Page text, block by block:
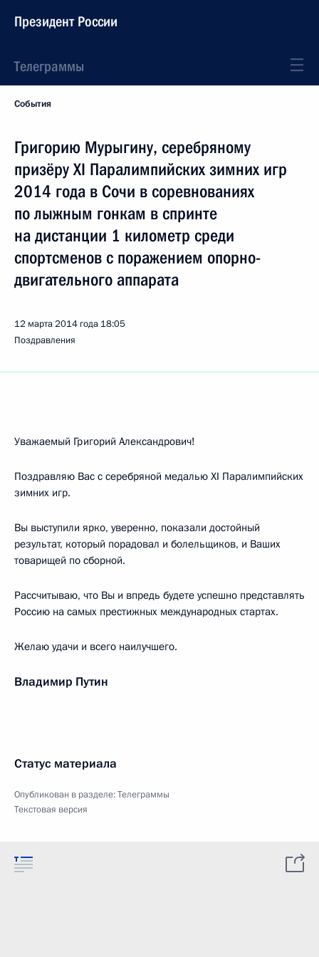
Президент России
Телеграммы
События
Григорию Мурыгину, серебряному
призёру XI Паралимпийских зимних игр
2014 года в Сочи в соревнованиях
по лыжным гонкам в спринте
на дистанции 1 километр среди
спортсменов с поражением опорно-
двигательного аппарата
12 марта 2014 года 18:05
Поздравления
Уважаемый Григорий Александрович!
Поздравляю Вас с серебряной медалью XI Паралимпийских
зимних игр.
Вы выступили ярко, уверенно, показали достойный
результат, который порадовал и болельщиков, и Ваших
товарищей по сборной.
Рассчитываю, что Вы и впредь будете успешно представлять
Россию на самых престижных международных стартах.
Желаю удачи и всего наилучшего.
Владимир Путин
Статус материала
Опубликован в разделе:Телеграммы
Текстовая версия